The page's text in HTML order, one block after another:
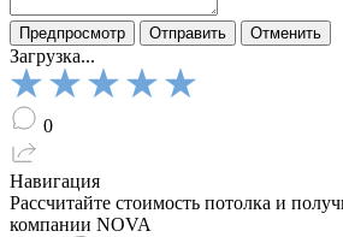
Загрузка...
0
Навигация
Рассчитайте стоимость потолка и
компании NOVA